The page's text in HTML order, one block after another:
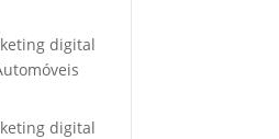
digital
digital